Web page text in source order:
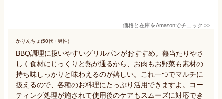
価格と在庫をAmazonでチェック >>
かりんちょ(50代・男性)
BBQ調理に扱いやすいグリルパンがおすすめ。熱当たりやさ
しく食材にじっくりと熱が通るから、お肉もお野菜も素材の
持ち味しっかりと味わえるのが嬉しい。これ一つでマルチに
扱えるので、各種のお料理にたっぷり活用できますよ。コー
ティング処理が施されて使用後のケアもスムーズに対応でき